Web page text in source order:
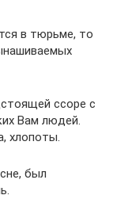
в тюрьме, то
ссоре с
Вам людей.
хлопоты.
был